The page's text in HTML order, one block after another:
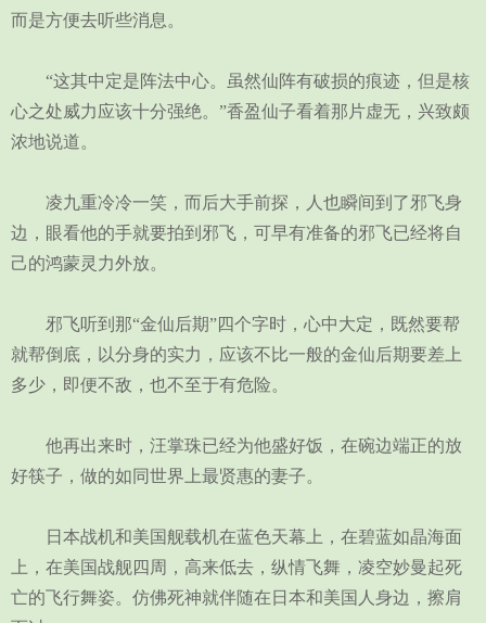
而是方便去听些消息。
“这其中定是阵法中心。虽然仙阵有破损的痕迹，但是核
心之处威力应该十分强绝。”香盈仙子看着那片虚无，兴致颇
浓地说道。
凌九重冷冷一笑，而后大手前探，人也瞬间到了邪飞身
边，眼看他的手就要拍到邪飞，可早有准备的邪飞已经将自
己的鸿蒙灵力外放。
邪飞听到那“金仙后期”四个字时，心中大定，既然要帮
就帮倒底，以分身的实力，应该不比一般的金仙后期要差上
多少，即便不敌，也不至于有危险。
他再出来时，汪掌珠已经为他盛好饭，在碗边端正的放
好筷子，做的如同世界上最贤惠的妻子。
日本战机和美国舰载机在蓝色天幕上，在碧蓝如晶海面
上，在美国战舰四周，高来低去，纵情飞舞，凌空妙曼起死
亡的飞行舞姿。仿佛死神就伴随在日本和美国人身边，擦肩